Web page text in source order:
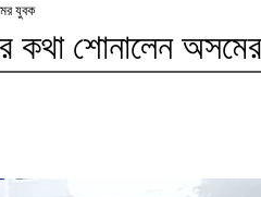
যুবক
কথা শোনালেন